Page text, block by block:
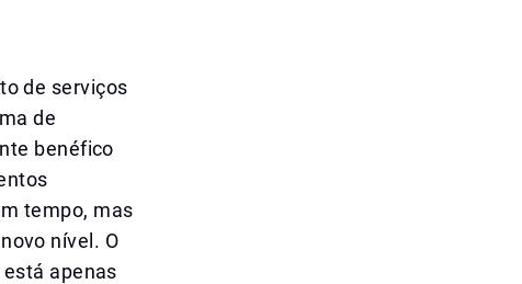
de serviços
de
benéfico
tempo, mas
nível. O
apenas